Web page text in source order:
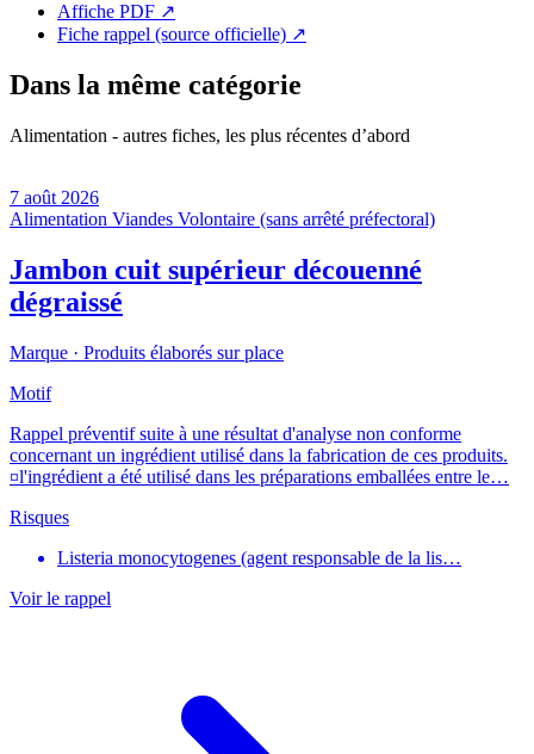
Affiche PDF ↗
Fiche rappel (source officielle) ↗
Dans la même catégorie
Alimentation - autres fiches, les plus récentes d’abord
7 août 2026
Alimentation Viandes Volontaire (sans arrêté préfectoral)
Jambon cuit supérieur découenné
dégraissé
Marque · Produits élaborés sur place
Motif
Rappel préventif suite à une résultat d'analyse non conforme
concernant un ingrédient utilisé dans la fabrication de ces produits.
¤l'ingrédient a été utilisé dans les préparations emballées entre le…
Risques
Listeria monocytogenes (agent responsable de la lis…
Voir le rappel